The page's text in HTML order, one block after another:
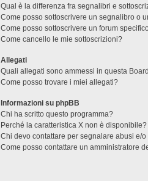
Qual è la differenza fra segnalibri e
Come posso sottoscrivere un segnalibro o
Come posso sottoscrivere un forum
Come cancello le mie sottoscrizioni?
Allegati
Quali allegati sono ammessi in questa
Come posso trovare i miei allegati?
Informazioni su phpBB
Chi ha scritto questo programma?
Perché la caratteristica X non è disponibile?
Chi devo contattare per segnalare abusi e/
Come posso contattare un amministratore